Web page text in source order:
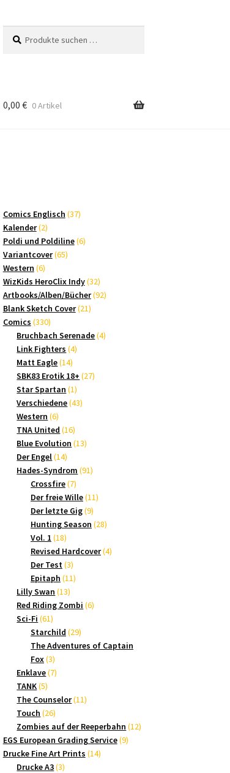
nach:
0,00 € 0 Artikel
Comics Englisch 3737
Kalender 22
Produkte
Poldi und Poldiline 66
Variantcover 6565
Western 66
Produkte
WizKids HeroClix Indy 3232
Produkte
Artbooks/Alben/Bücher 9292
Blank Sketch Cover 2121
Comics 330330
Produkte
Bruchbach Serenade 44
Link Fighters 44
Matt Eagle 1414
Produkte
SBK83 Erotik 18+ 2727
Star Spartan 11
Produkt
Verschiedene 4343
Western 66
Produkte
TNA United 1616
Produkte
Blue Evolution 1313
Der Engel 1414
Produkte
Hades-Syndrom 9191
Crossfire 77
Produkte
Der freie Wille 1111
Der letzte Gig 99
Produkte
Hunting Season 2828
Vol. 1 1818
Produkte
Revised Hardcover 44
Der Test 33
Produkte
Epitaph 1111
Lilly Swan 1313
Produkte
Red Riding Zombi 66
Sci-Fi 6161
Produkte
Starchild 2929
Produkte
The Adventures of Captain
Fox 33
Produkte
Enklave 77
TANK 55
Produkte
The Counselor 1111
Touch 2626
Produkte
Zombies auf der Reeperbahn 1212
EGS European Grading Service 99
Drucke Fine Art Prints 1414
Drucke A3 33